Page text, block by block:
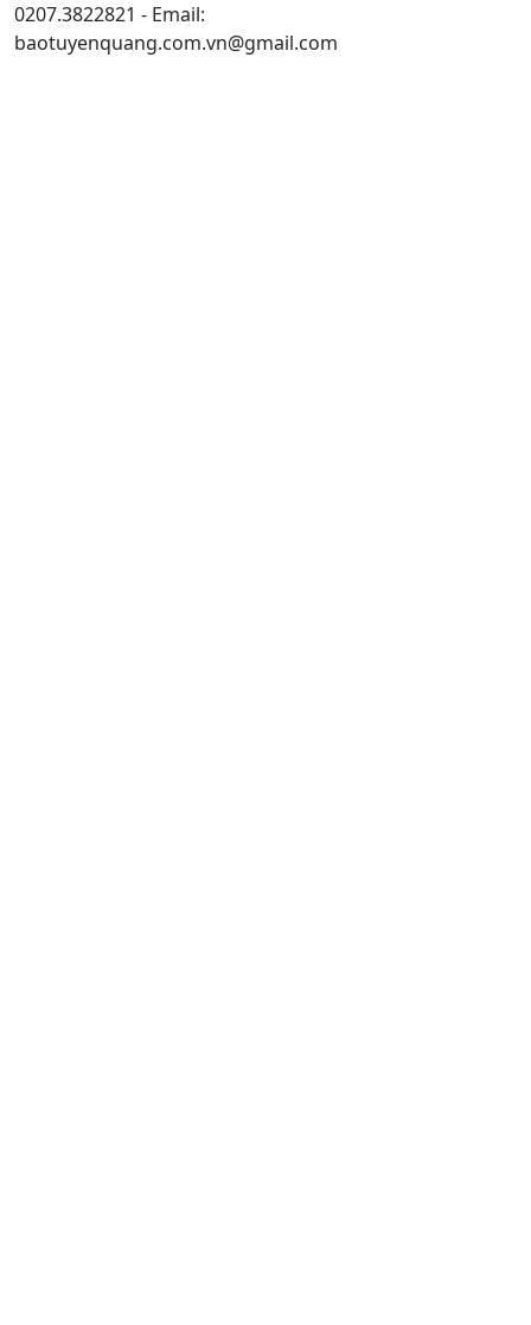
0207.3822821 - Email:
baotuyenquang.com.vn@gmail.com